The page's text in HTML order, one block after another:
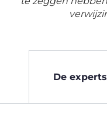
De experts